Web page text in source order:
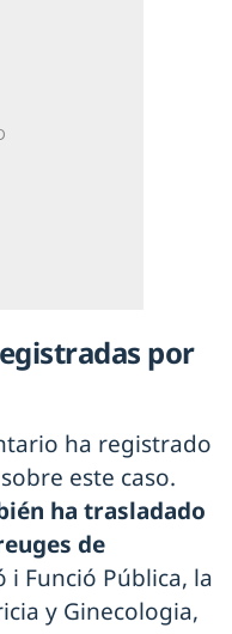
por
ha registrado
este caso.
ha trasladado
de
i Funció Pública, la
y Ginecologia,